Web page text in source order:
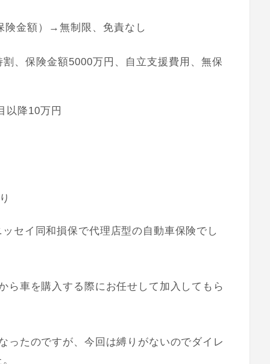
険金額）→無制限、免責なし
、保険金額5000万円、自立支援費用、無保
以降10万円
セイ同和損保で代理店型の自動車保険でし
ら車を購入する際にお任せして加入してもら
ったのですが、今回は縛りがないのでダイレ